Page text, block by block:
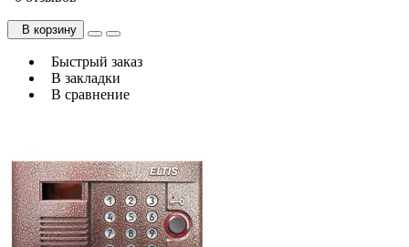
В корзину
Быстрый заказ
В закладки
В сравнение